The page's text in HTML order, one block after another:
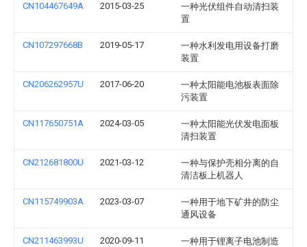
CN104467649A 2015-03-25
一种光伏组件自动清扫装
置
CN107297668B 2019-05-17
一种水利发电用设备打磨
装置
CN206262957U 2017-06-20
一种太阳能电池板表面除
污装置
CN117650751A 2024-03-05
一种太阳能光伏发电面板
清扫装置
CN212681800U 2021-03-12
一种与保护壳相分离的自
清洁板上机器人
CN115749903A 2023-03-07
一种用于地下矿井的防尘
通风设备
CN211463993U 2020-09-11
一种用于锂离子电池制造